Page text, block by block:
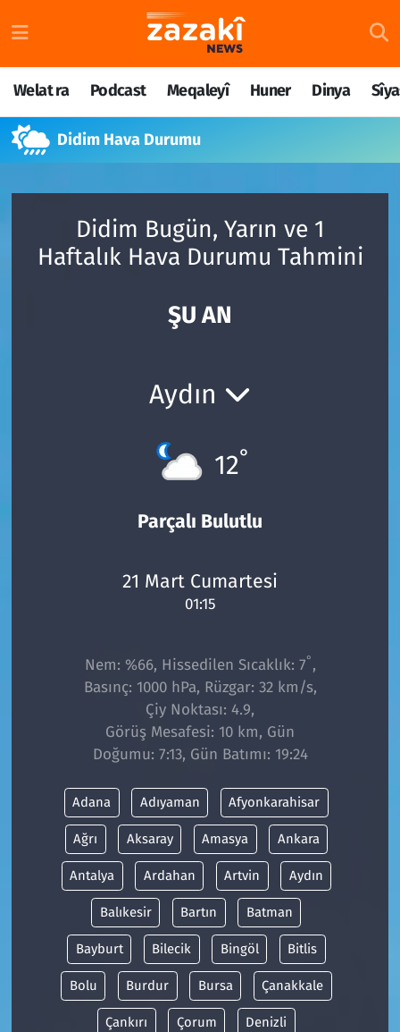
Welat ra Podcast Meqaleyî Huner Dinya
Didim Hava Durumu
Didim Bugün, Yarın ve 1
Haftalık Hava Durumu Tahmini
ŞU AN
Aydın
12°
Parçalı Bulutlu
21 Mart Cumartesi
01:15
Nem: %66, Hissedilen Sıcaklık: 7° ,
Basınç: 1000 hPa, Rüzgar: 32 km/s,
Çiy Noktası: 4.9,
Görüş Mesafesi: 10 km, Gün
Doğumu: 7:13, Gün Batımı: 19:24
Adana Adıyaman Afyonkarahisar
Ağrı Aksaray Amasya Ankara
Antalya Ardahan Artvin Aydın
Balıkesir Bartın Batman
Bayburt Bilecik Bingöl Bitlis
Bolu Burdur Bursa Çanakkale
Çankırı Çorum Denizli
Welat ra
Podcast
Meqaleyî
Dinya
Nöbetçi Eczaneler
Hava Durumu
Namaz Vakitleri
Süper Lig Puan Durumu ve Fikstür